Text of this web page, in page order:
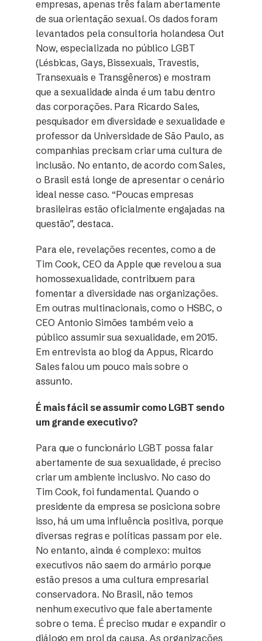
empresas, apenas três falam abertamente
de sua orientação sexual. Os dados foram
levantados pela consultoria holandesa Out
Now, especializada no público LGBT
(Lésbicas, Gays, Bissexuais, Travestis,
Transexuais e Transgêneros) e mostram
que a sexualidade ainda é um tabu dentro
das corporações. Para Ricardo Sales,
pesquisador em diversidade e sexualidade e
professor da Universidade de São Paulo, as
companhias precisam criar uma cultura de
inclusão. No entanto, de acordo com Sales,
o Brasil está longe de apresentar o cenário
ideal nesse caso. “Poucas empresas
brasileiras estão oficialmente engajadas na
questão”, destaca.
Para ele, revelações recentes, como a de
Tim Cook, CEO da Apple que revelou a sua
homossexualidade, contribuem para
fomentar a diversidade nas organizações.
Em outras multinacionais, como o HSBC, o
CEO Antonio Simões também veio a
público assumir sua sexualidade, em 2015.
Em entrevista ao blog da Appus, Ricardo
Sales falou um pouco mais sobre o
assunto.
É mais fácil se assumir como LGBT sendo
um grande executivo?
Para que o funcionário LGBT possa falar
abertamente de sua sexualidade, é preciso
criar um ambiente inclusivo. No caso do
Tim Cook, foi fundamental. Quando o
presidente da empresa se posiciona sobre
isso, há um uma influência positiva, porque
diversas regras e políticas passam por ele.
No entanto, ainda é complexo: muitos
executivos não saem do armário porque
estão presos a uma cultura empresarial
conservadora. No Brasil, não temos
nenhum executivo que fale abertamente
sobre o tema. É preciso mudar e expandir o
diálogo em prol da causa. As organizações